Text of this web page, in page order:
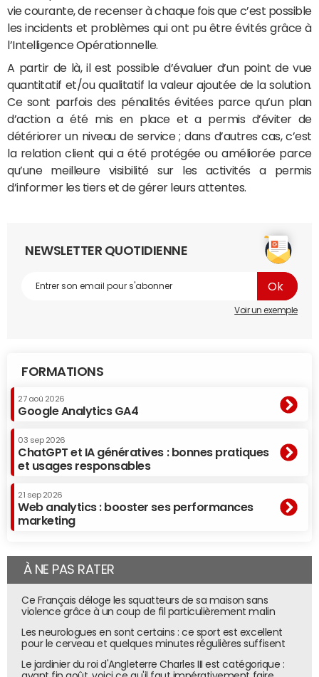
vie courante, de recenser à chaque fois que c’est possible
les incidents et problèmes qui ont pu être évités grâce à
l’Intelligence Opérationnelle.
A partir de là, il est possible d’évaluer d’un point de vue
quantitatif et/ou qualitatif la valeur ajoutée de la solution.
Ce sont parfois des pénalités évitées parce qu’un plan
d’action a été mis en place et a permis d’éviter de
détériorer un niveau de service ; dans d’autres cas, c’est
la relation client qui a été protégée ou améliorée parce
qu’une meilleure visibilité sur les activités a permis
d’informer les tiers et de gérer leurs attentes.
NEWSLETTER QUOTIDIENNE
Voir un exemple
FORMATIONS
27 aoû 2026
Google Analytics GA4
03 sep 2026
ChatGPT et IA génératives : bonnes pratiques
et usages responsables
21 sep 2026
Web analytics : booster ses performances
marketing
À NE PAS RATER
Ce Français déloge les squatteurs de sa maison sans
violence grâce à un coup de fil particulièrement malin
Les neurologues en sont certains : ce sport est excellent
pour le cerveau et quelques minutes régulières suffisent
Le jardinier du roi d'Angleterre Charles III est catégorique :